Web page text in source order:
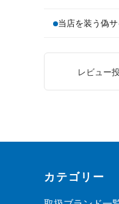
当店を装う偽
レビュー
カテゴリー